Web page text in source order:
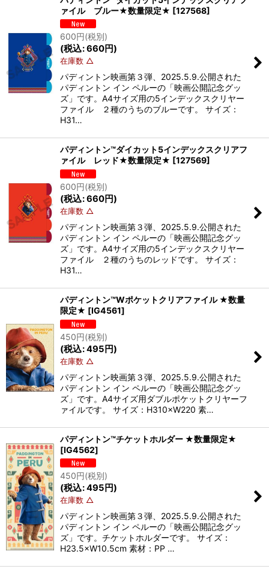
ァイル ブルー★数量限定★ [127568]
600円(税別)
(税込:660円)
在庫数 △
パディントン映画第３弾、2025.5.9.公開された
パディントン イン ペルーの「映画公開記念グッ
ズ」です。A4サイズ用の5インデックスクリヤー
ファイル ２種のうちのブルーです。 サイズ：
H31…
パディントン™ダイカット5インデックスクリアフ
ァイル レッド★数量限定★ [127569]
600円(税別)
(税込:660円)
在庫数 △
パディントン映画第３弾、2025.5.9.公開された
パディントン イン ペルーの「映画公開記念グッ
ズ」です。A4サイズ用の5インデックスクリヤー
ファイル ２種のうちのレッドです。 サイズ：
H31…
パディントン™Wポケットクリアファイル ★数量
限定★ [IG4561]
450円(税別)
(税込:495 円)
在庫数 △
パディントン映画第３弾、2025.5.9.公開された
パディントン イン ペルーの「映画公開記念グッ
ズ」です。A4サイズ用ダブルポケットクリヤーフ
ァイルです。 サイズ：H310×W220 素…
パディントン™チケットホルダー ★数量限定★
[IG4562]
450円(税別)
(税込:495 円)
在庫数 △
パディントン映画第３弾、2025.5.9.公開された
パディントン イン ペルーの「映画公開記念グッ
ズ」です。チケットホルダーです。 サイズ：
H23.5×W10.5cm 素材：PP …